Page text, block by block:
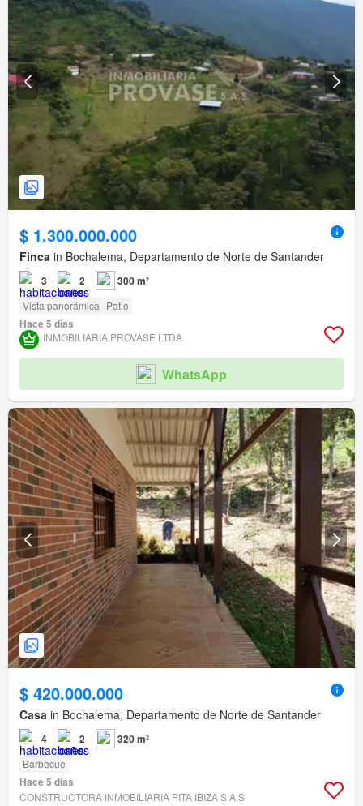
$ 1.300.000.000
Finca in Bochalema, Departamento de Norte de Santander
3 2 300 m²
Vista panorámica Patio
Hace 5 días
INMOBILIARIA PROVASE LTDA
WhatsApp
$ 420.000.000
Casa in Bochalema, Departamento de Norte de Santander
4 2 320 m²
Barbecue
Hace 5 días
CONSTRUCTORA INMOBILIARIA PITA IBIZA S.A.S